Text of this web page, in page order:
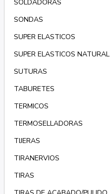
SOLDADORAS
SONDAS
SUPER ELASTICOS
SUPER ELASTICOS NATURAL
SUTURAS
TABURETES
TERMICOS
TERMOSELLADORAS
TIJERAS
TIRANERVIOS
TIRAS